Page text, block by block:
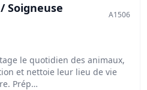
Soigneuse
A1506
le quotidien des animaux,
et nettoie leur lieu de vie
Prép…